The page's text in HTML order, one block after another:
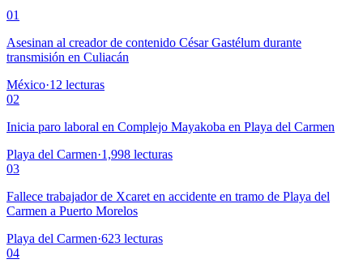
01
Asesinan al creador de contenido César Gastélum durante
transmisión en Culiacán
México·12 lecturas
02
Inicia paro laboral en Complejo Mayakoba en Playa del Carmen
Playa del Carmen·1,998 lecturas
03
Fallece trabajador de Xcaret en accidente en tramo de Playa del
Carmen a Puerto Morelos
Playa del Carmen·623 lecturas
04